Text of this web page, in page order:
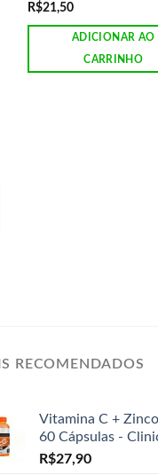
R$21,50
ADICIONAR AO
CARRINHO
RECOMENDADOS
Vitamina C +
60 Cápsulas -
R$27,90